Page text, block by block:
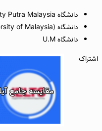
دانشگاه UPM )University Putra Malaysia )
دانشگاه University Kebangsaan Malaysia (The National University of Malaysia)
دانشگاه U.M
اشتراک